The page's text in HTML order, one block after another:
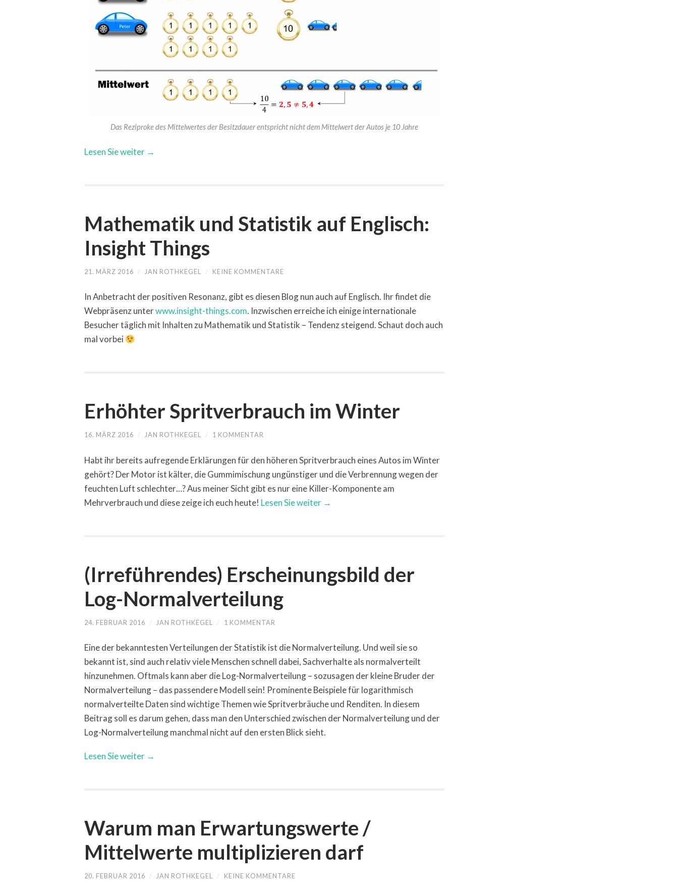
Das Reziproke des Mittelwertes der Besitzdauer entspricht nicht dem Mittelwert der Autos je 10 Jahre
Lesen Sie weiter →
Mathematik und Statistik auf Englisch:
Insight Things
21. MÄRZ 2016 / JAN ROTHKEGEL / KEINE KOMMENTARE
In Anbetracht der positiven Resonanz, gibt es diesen Blog nun auch auf Englisch. Ihr findet die
Webpräsenz unterwww.insight-things.com. Inzwischen erreiche ich einige internationale
Besucher täglich mit Inhalten zu Mathematik und Statistik – Tendenz steigend. Schaut doch auch
mal vorbei
Erhöhter Spritverbrauch im Winter
16. MÄRZ 2016 / JAN ROTHKEGEL / 1 KOMMENTAR
Habt ihr bereits aufregende Erklärungen für den höheren Spritverbrauch eines Autos im Winter
gehört? Der Motor ist kälter, die Gummimischung ungünstiger und die Verbrennung wegen der
feuchten Luft schlechter…? Aus meiner Sicht gibt es nur eine Killer-Komponente am
Mehrverbrauch und diese zeige ich euch heute! Lesen Sie weiter →
(Irreführendes) Erscheinungsbild der
Log-Normalverteilung
24. FEBRUAR 2016 / JAN ROTHKEGEL / 1 KOMMENTAR
Eine der bekanntesten Verteilungen der Statistik ist die Normalverteilung. Und weil sie so
bekannt ist, sind auch relativ viele Menschen schnell dabei, Sachverhalte als normalverteilt
hinzunehmen. Oftmals kann aber die Log-Normalverteilung – sozusagen der kleine Bruder der
Normalverteilung – das passendere Modell sein! Prominente Beispiele für logarithmisch
normalverteilte Daten sind wichtige Themen wie Spritverbräuche und Renditen. In diesem
Beitrag soll es darum gehen, dass man den Unterschied zwischen der Normalverteilung und der
Log-Normalverteilung manchmal nicht auf den ersten Blick sieht.
Lesen Sie weiter →
Warum man Erwartungswerte /
Mittelwerte multiplizieren darf
20. FEBRUAR 2016 / JAN ROTHKEGEL / KEINE KOMMENTARE